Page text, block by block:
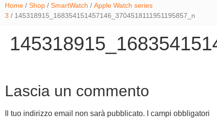
Home / Shop / SmartWatch / Apple Watch series
3 / 145318915_168354151457146_3704518111951195857_n
Lascia un commento
Il tuo indirizzo email non sarà pubblicato.
I campi obbligatori